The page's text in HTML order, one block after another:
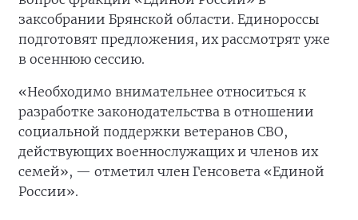
заксобрании Брянской области. Единороссы
подготовят предложения, их рассмотрят уже
в осеннюю сессию.
«Необходимо внимательнее относиться к
разработке законодательства в отношении
социальной поддержки ветеранов СВО,
действующих военнослужащих и членов их
семей», — отметил член Генсовета «Единой
России».